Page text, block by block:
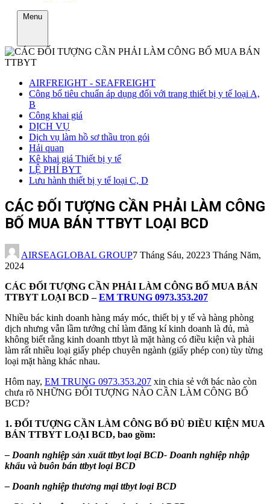
Menu
AIRFREIGHT - SEAFREIGHT
Công bố tiêu chuẩn áp dụng đối với trang thiết bị y tế loại A,
B
Công khai giá
DỊCH VỤ
Dịch vụ làm hồ sơ thầu trọn gói
Hải quan
Kê khai giá Thiết bị y tế
LỆ PHÍ BYT
Lưu hành thiết bị y tế loại C, D
CÁC ĐỐI TƯỢNG CẦN PHẢI LÀM CÔNG
BỐ MUA BÁN TTBYT LOẠI BCD
AIRSEAGLOBAL GROUP7 Tháng Sáu, 20223 Tháng Năm,
2024
CÁC ĐỐI TƯỢNG CẦN PHẢI LÀM CÔNG BỐ MUA BÁN
TTBYT LOẠI BCD –EM TRUNG 0973.353.207
Nhiều bác kinh doanh hàng máy móc, thiết bị y tế và hàng phòng
dịch nhưng vẫn lầm tưởng chỉ làm đăng kí kinh doanh là đủ, mà
không biết rằng kinh doanh ttbyt là mặt hàng có điều kiện và phải
làm rất nhiều loại giấy phép chuyên ngành (giấy phép con) tùy từng
loại mặt hàng khác nhau.
Hôm nay, EM TRUNG 0973.353.207 xin chia sẻ với bác nào còn
chưa rõ NHỮNG ĐỐI TƯỢNG NÀO CẦN LÀM CÔNG BỐ
BCD?
1. ĐỐI TƯỢNG CẦN LÀM CÔNG BỐ ĐỦ ĐIỀU KIỆN MUA
BÁN TTBYT LOẠI BCD, bao gồm:
– Doanh nghiệp sản xuất ttbyt loại BCD- Doanh nghiệp nhập
khẩu và buôn bán ttbyt loại BCD
– Doanh nghiệp thương mại ttbyt loại BCD